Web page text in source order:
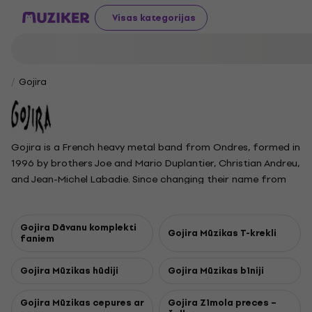
Visas kategorijas
Gojira
Gojira is a French heavy metal band from Ondres, formed in
1996 by brothers Joe and Mario Duplantier, Christian Andreu,
and Jean-Michel Labadie. Since changing their name from
death metal with lyrics about spirituality, philosophy, and
environmental issues, Gojira has grown from obscurity to
albums Terra Incognita and The Link, and strengthened by
attention with From Mars to Sirius and The Way of All Flesh,
Gojira Dāvanu komplekti
faniem Gojira Mūzikas T-krekli
Gojira Mūzikas hūdiji Gojira Mūzikas bīniji
Gojira Mūzikas cepures ar Gojira Zīmola preces –